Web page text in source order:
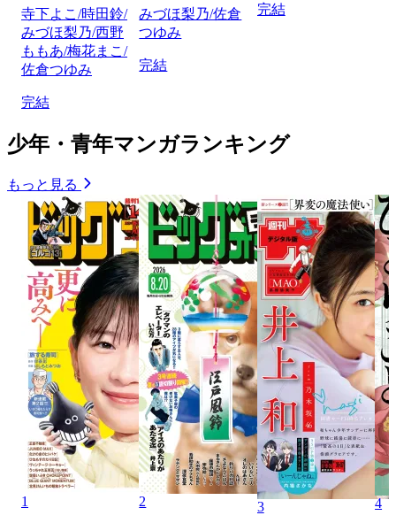
寺下よこ/時田鈴/
みづほ梨乃/西野
ももあ/梅花まこ/
佐倉つゆみ
完結
みづほ梨乃/佐倉
つゆみ
完結
完結
少年・青年マンガランキング
もっと見る
1 2 3 4